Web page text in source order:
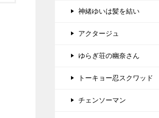
神緒ゆいは髪を結い
アクタージュ
ゆらぎ荘の幽奈さん
トーキョー忍スクワッド
チェンソーマン